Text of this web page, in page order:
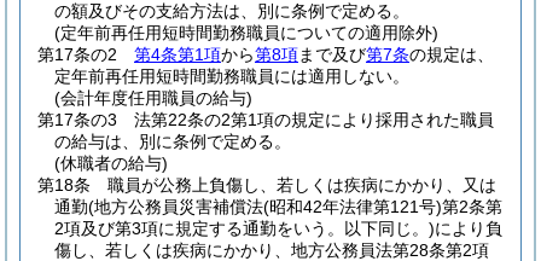
の額及びその支給方法は、別に条例で定める。
(定年前再任用短時間勤務職員についての適用除外)
第17条の2
第4条第1項から第8項まで及び第7条の規定は、
定年前再任用短時間勤務職員には適用しない。
(会計年度任用職員の給与)
第17条の3
法第22条の2第1項の規定により採用された職員
の給与は、別に条例で定める。
(休職者の給与)
第18条
職員が公務上負傷し、若しくは疾病にかかり、又は
通勤(地方公務員災害補償法(昭和42年法律第121号)第2条第
2項及び第3項に規定する通勤をいう。以下同じ。)により負
傷し、若しくは疾病にかかり、地方公務員法第28条第2項